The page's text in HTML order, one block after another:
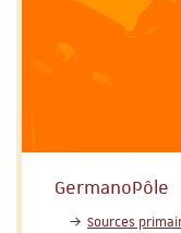
GermanoPôle
Sources